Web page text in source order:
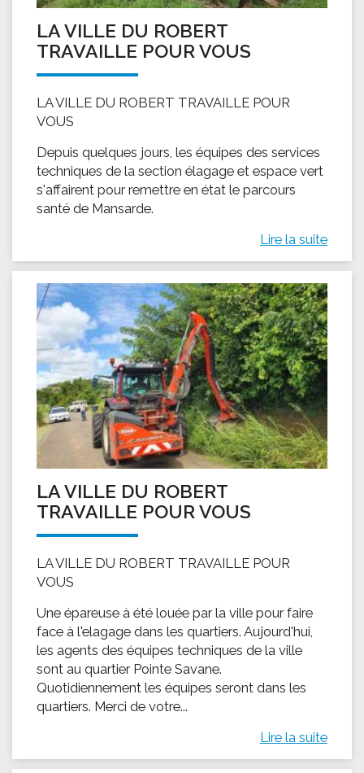
LA VILLE DU ROBERT
TRAVAILLE POUR VOUS
LA VILLE DU ROBERT TRAVAILLE POUR
VOUS
Depuis quelques jours, les équipes des services
techniques de la section élagage et espace vert
s'affairent pour remettre en état le parcours
santé de Mansarde.
Lire la suite
LA VILLE DU ROBERT
TRAVAILLE POUR VOUS
LA VILLE DU ROBERT TRAVAILLE POUR
VOUS
Une épareuse à été louée par la ville pour faire
face à l'elagage dans les quartiers. Aujourd'hui,
les agents des équipes techniques de la ville
sont au quartier Pointe Savane.
Quotidiennement les équipes seront dans les
quartiers. Merci de votre...
Lire la suite